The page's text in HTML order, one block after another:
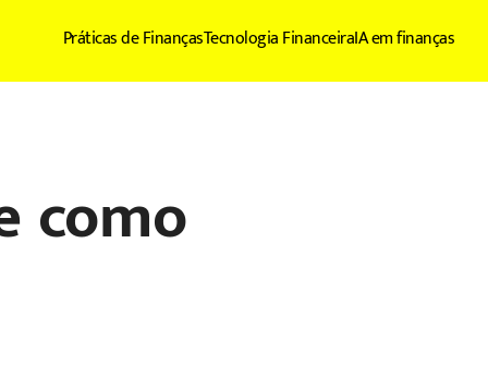
Práticas de FinançasTecnologia FinanceiraIA em finanças
como